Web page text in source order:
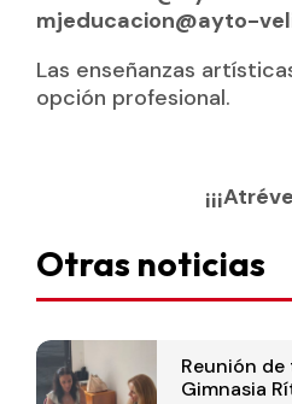
mjeducacion@ayto-
Las enseñanzas
opción profesional.
Otras noticias
Reunión
Gimnasia